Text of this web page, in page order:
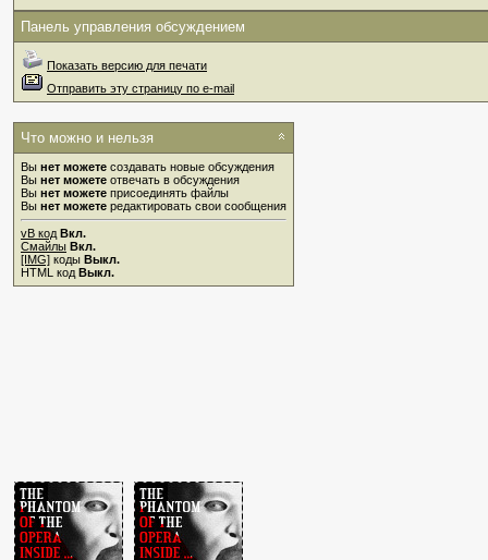
Панель управления обсуждением
Показать версию для печати
Отправить эту страницу по e-mail
Что можно и нельзя
Вы нет можете создавать новые обсуждения
Вы нет можете отвечать в обсуждения
Вы нет можете присоединять файлы
Вы нет можете редактировать свои сообщения
vB код Вкл.
Смайлы Вкл.
[IMG] коды Выкл.
HTML код Выкл.